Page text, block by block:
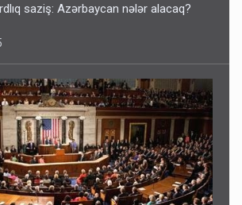
saziş: Azərbaycan nələr alacaq?